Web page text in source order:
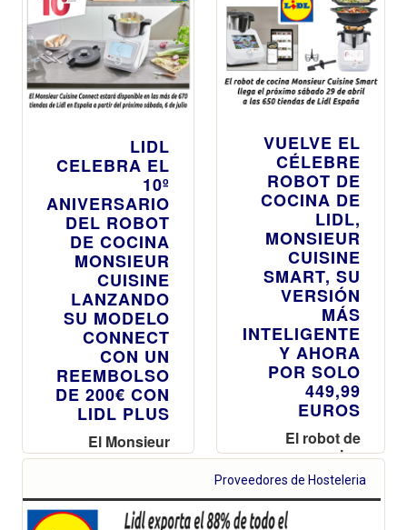
LIDL
CELEBRA EL
10º
ANIVERSARIO
DEL ROBOT
DE COCINA
MONSIEUR
CUISINE
LANZANDO
SU MODELO
CONNECT
CON UN
REEMBOLSO
DE 200€ CON
LIDL PLUS
El Monsieur
Cuisine
disponible en
las más de 670
VUELVE EL
CÉLEBRE
ROBOT DE
COCINA DE
LIDL,
MONSIEUR
CUISINE
SMART, SU
VERSIÓN
MÁS
INTELIGENTE
Y AHORA
POR SOLO
449,99
EUROS
El robot de
cocina
Monsieur
Cuisine Smart
llega el próximo
sábado 29 de
Proveedores de Hosteleria